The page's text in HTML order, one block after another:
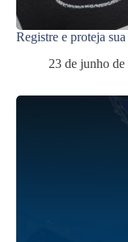
Registre e proteja
23 de junho de